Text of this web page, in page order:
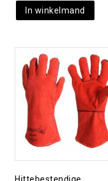
In winkelmand